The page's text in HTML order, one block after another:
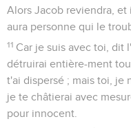
Alors Jacob reviendra,
aura personne qui le
11 Car je suis avec toi, dit
détruirai entière-ment
t'ai dispersé ; mais toi, je
je te châtierai avec
pour innocent.